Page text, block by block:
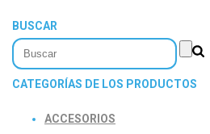
BUSCAR
CATEGORÍAS DE LOS PRODUCTOS
ACCESORIOS